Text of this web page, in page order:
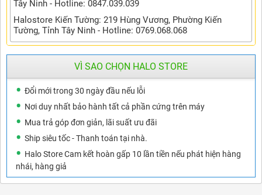
Tây Ninh - Hotline: 0847.039.039
Halostore Kiến Tường: 219 Hùng Vương, Phường Kiến
Tường, Tỉnh Tây Ninh - Hotline: 0769.068.068
VÌ SAO CHỌN HALO STORE
Đổi mới trong 30 ngày đầu nếu lỗi
Nơi duy nhất bảo hành tất cả phần cứng trên máy
Mua trả góp đơn giản, lãi suất ưu đãi
Ship siêu tốc - Thanh toán tại nhà.
Halo Store Cam kết hoàn gấp 10 lần tiền nếu phát hiện hàng
nhái, hàng giả